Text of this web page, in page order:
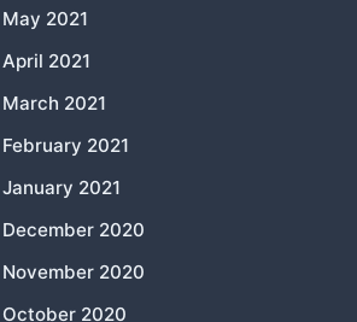
May 2021
April 2021
March 2021
February 2021
January 2021
December 2020
November 2020
October 2020